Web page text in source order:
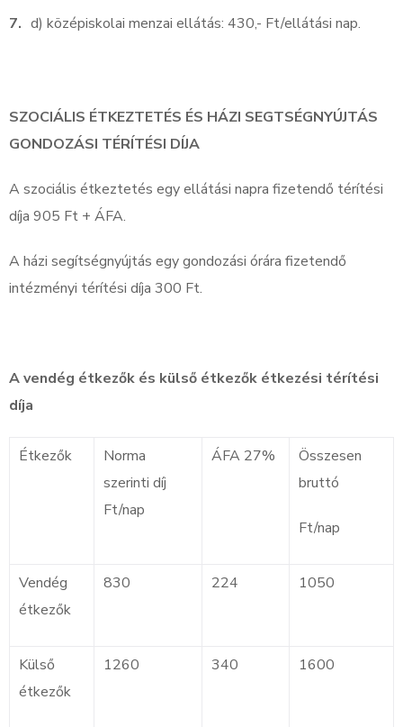
d) középiskolai menzai ellátás: 430,- Ft/ellátási nap.
SZOCIÁLIS ÉTKEZTETÉS ÉS HÁZI SEGTSÉGNYÚJTÁS
GONDOZÁSI TÉRÍTÉSI DÍJA
A szociális étkeztetés egy ellátási napra fizetendő térítési
díja 905 Ft + ÁFA.
A házi segítségnyújtás egy gondozási órára fizetendő
intézményi térítési díja 300 Ft.
A vendég étkezők és külső étkezők étkezési térítési
díja
Étkezők
Norma
szerinti díj
Ft/nap
ÁFA 27%
Összesen
bruttó
Ft/nap
Vendég
étkezők
830 224 1050
Külső
étkezők
1260 340 1600